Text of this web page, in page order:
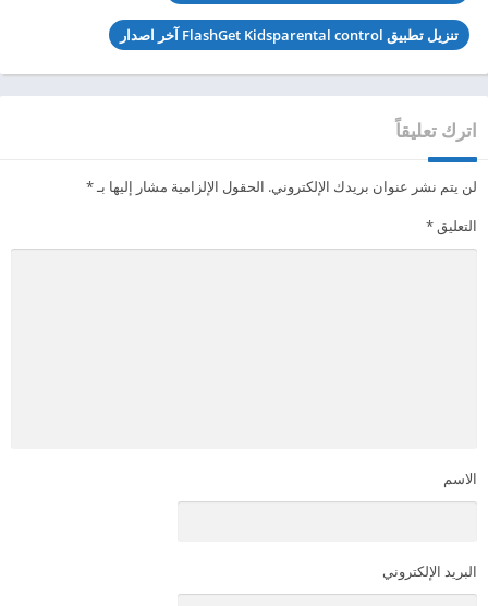
تنزيل تطبيق FlashGet Kidsparental control آخر اصدار
اترك تعليقاً
لن يتم نشر عنوان بريدك الإلكتروني. الحقول الإلزامية مشار إليها بـ*
التعليق*
الاسم
البريد الإلكتروني